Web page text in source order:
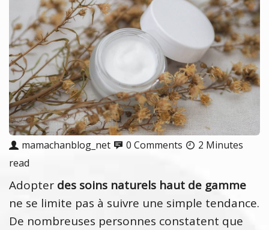
mamachanblog_net 0 Comments
2 Minutes
read
Adopter des soins naturels haut de gamme
ne se limite pas à suivre une simple tendance.
De nombreuses personnes constatent que